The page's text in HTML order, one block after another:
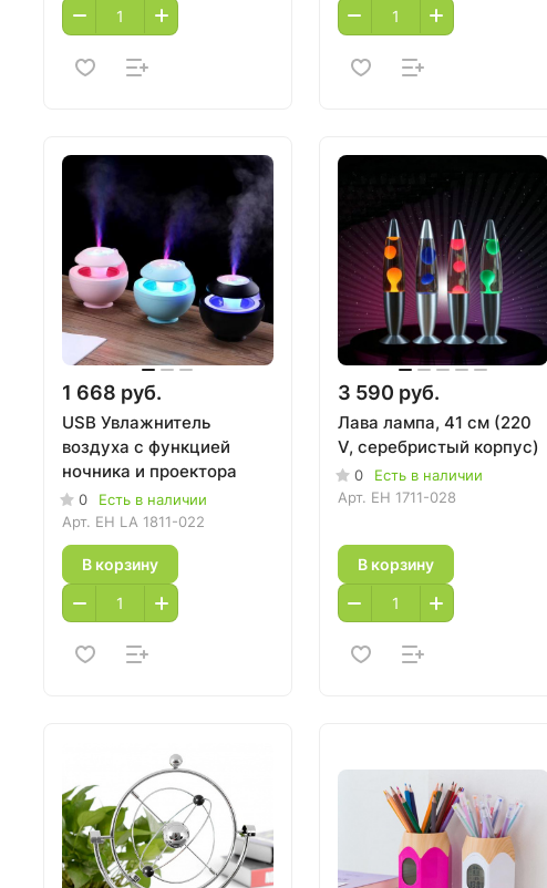
1 668 руб.
USB Увлажнитель
воздуха с функцией
ночника и проектора
0
Есть в наличии
Арт. EH LA 1811-022
В корзину
3 590 руб.
Лава лампа, 41 см (220
V, серебристый корпус)
0
Есть в наличии
Арт. EH 1711-028
В корзину